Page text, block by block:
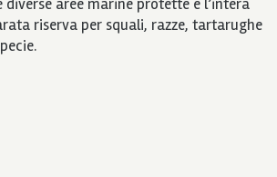
aree marine protette e l’intera
riserva per squali, razze, tartarughe